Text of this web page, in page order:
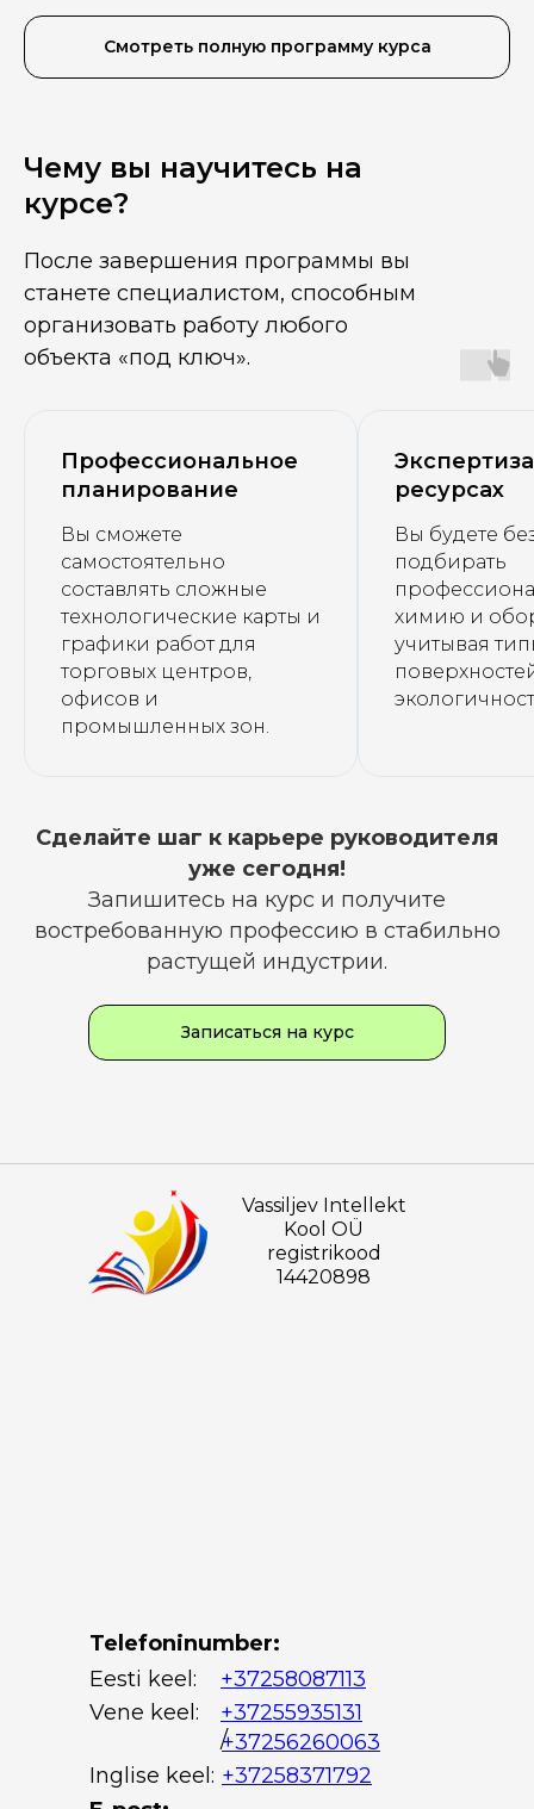
Смотреть полную программу курса
Чему вы научитесь на
курсе?
После завершения программы вы
станете специалистом, способным
организовать работу любого
объекта «под ключ».
Профессиональное
планирование
Вы сможете
самостоятельно
составлять сложные
технологические карты и
графики работ для
торговых центров,
офисов и
промышленных зон.
ресурсах
Вы будете
подбирать
химию и
учитывая
Сделайте шаг к карьере руководителя
уже сегодня!
Запишитесь на курс и получите
востребованную профессию в стабильно
растущей индустрии.
Записаться на курс
Vassiljev Intellekt
Kool OÜ
registrikood
14420898
Inglise keel: +37258371792
Vene keel:
+37255935131
/+37256260063
Eesti keel: +37258087113
Telefoninumber: